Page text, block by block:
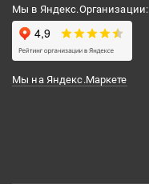
Мы в Яндекс.Организации:
Мы на Яндекс.Маркете